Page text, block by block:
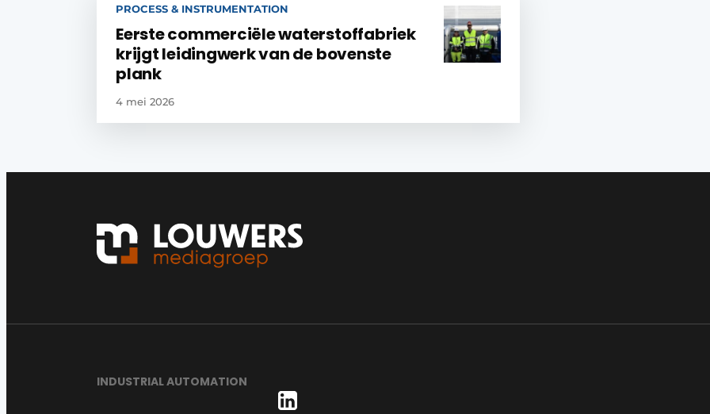
PROCESS & INSTRUMENTATION
Eerste commerciële waterstoffabriek
krijgt leidingwerk van de bovenste
plank
4 mei 2026
INDUSTRIAL AUTOMATION